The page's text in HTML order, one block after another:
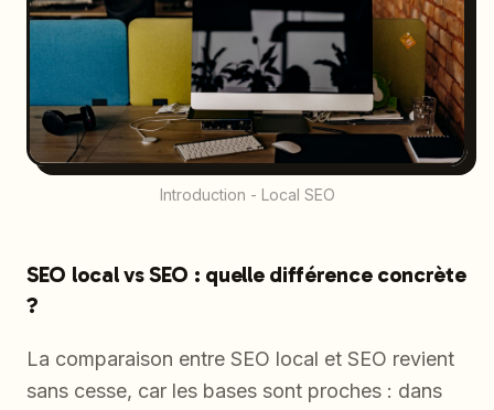
Introduction - Local SEO
SEO local vs SEO : quelle différence concrète
?
La comparaison entre SEO local et SEO revient
sans cesse, car les bases sont proches : dans